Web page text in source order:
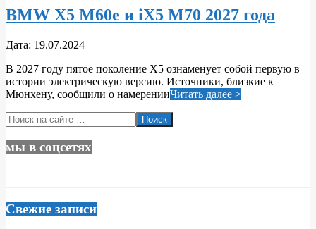
BMW X5 M60e и iX5 M70 2027 года
2024-
19
Дата: 19.07.2024
В 2027 году пятое поколение Х5 ознаменует собой первую в
истории электрическую версию. Источники, близкие к
Мюнхену, сообщили о намеренииЧитать далее >
Поиск
мы в соцсетях
Свежие записи